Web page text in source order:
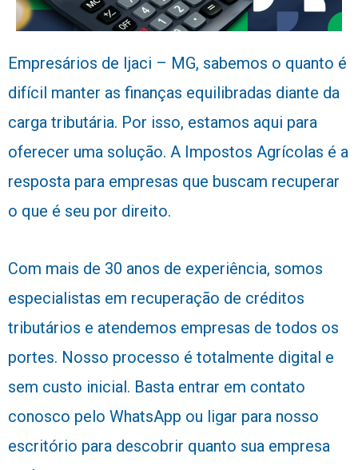
Empresários de Ijaci – MG, sabemos o quanto é
difícil manter as finanças equilibradas diante da
carga tributária. Por isso, estamos aqui para
oferecer uma solução. A Impostos Agrícolas é a
resposta para empresas que buscam recuperar
o que é seu por direito.
Com mais de 30 anos de experiência, somos
especialistas em recuperação de créditos
tributários e atendemos empresas de todos os
portes. Nosso processo é totalmente digital e
sem custo inicial. Basta entrar em contato
conosco pelo WhatsApp ou ligar para nosso
escritório para descobrir quanto sua empresa